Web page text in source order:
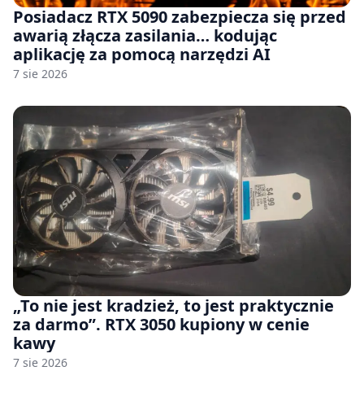
Posiadacz RTX 5090 zabezpiecza się przed
awarią złącza zasilania… kodując
aplikację za pomocą narzędzi AI
7 sie 2026
„To nie jest kradzież, to jest praktycznie
za darmo”. RTX 3050 kupiony w cenie
kawy
7 sie 2026